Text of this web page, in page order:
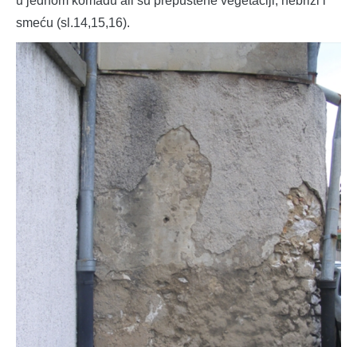
smeću (sl.14,15,16).